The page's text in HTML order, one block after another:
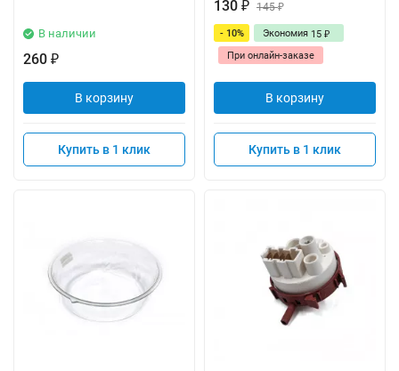
В наличии
260 ₽
В корзину
Купить в 1 клик
130 ₽ 145₽
- 10% Экономия 15 ₽
При онлайн-заказе
В корзину
Купить в 1 клик